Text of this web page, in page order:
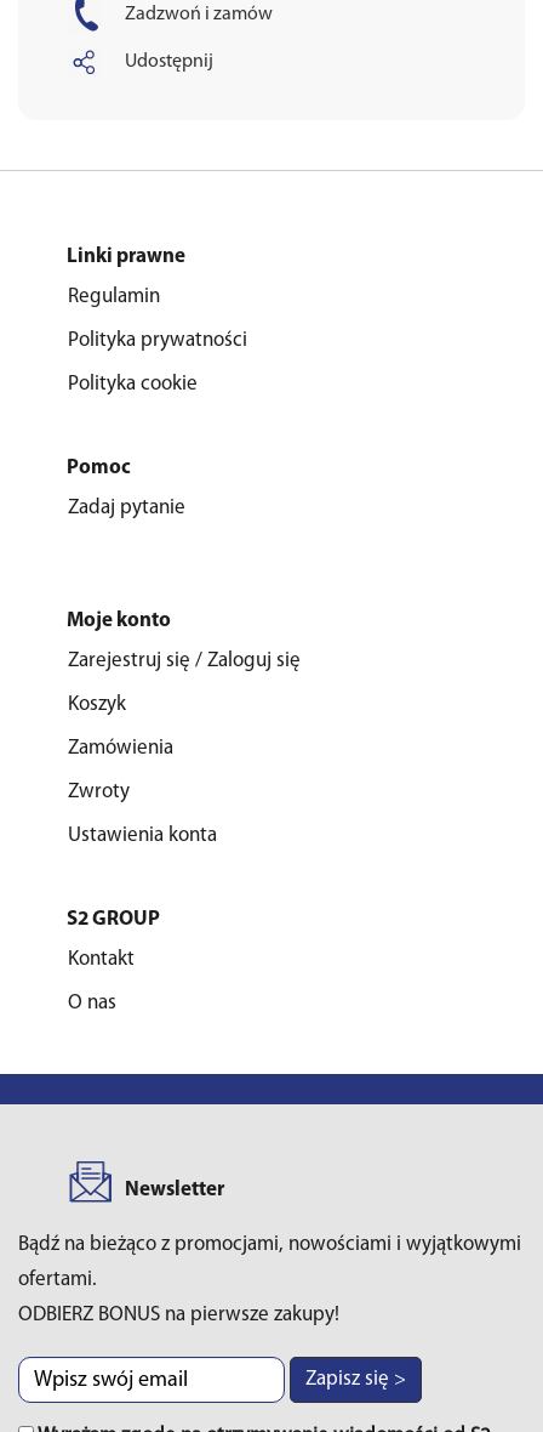
Zadzwoń i zamów
Udostępnij
Linki prawne
Regulamin
Polityka prywatności
Polityka cookie
Pomoc
Zadaj pytanie
Moje konto
Zarejestruj się / Zaloguj się
Koszyk
Zamówienia
Zwroty
Ustawienia konta
S2 GROUP
Kontakt
O nas
Newsletter
Bądź na bieżąco z promocjami, nowościami i wyjątkowymi
ofertami.
ODBIERZ BONUS na pierwsze zakupy!
Zapisz się >